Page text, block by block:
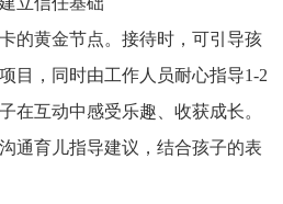
的黄金节点。接待时，可引导孩
目，同时由工作人员耐心指导1-2
在互动中感受乐趣、收获成长。
通育儿指导建议，结合孩子的表